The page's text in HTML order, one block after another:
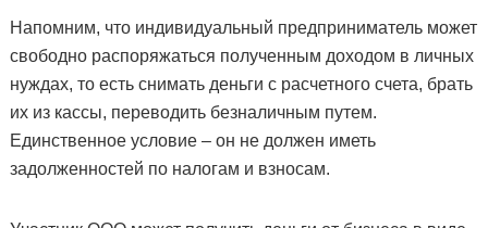
Напомним, что индивидуальный предприниматель может
свободно распоряжаться полученным доходом в личных
нуждах, то есть снимать деньги с расчетного счета, брать
их из кассы, переводить безналичным путем.
Единственное условие – он не должен иметь
задолженностей по налогам и взносам.